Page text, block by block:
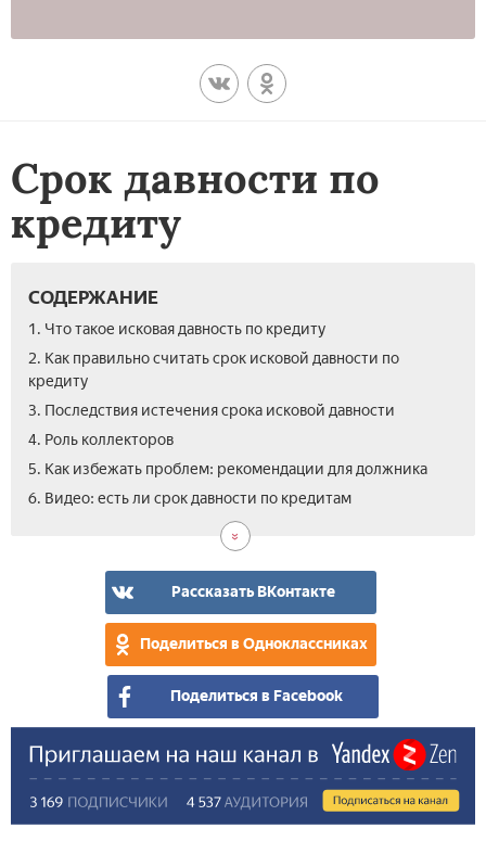
Срок давности по
кредиту
СОДЕРЖАНИЕ
1. Что такое исковая давность по кредиту
2. Как правильно считать срок исковой давности по
кредиту
3. Последствия истечения срока исковой давности
4. Роль коллекторов
5. Как избежать проблем: рекомендации для должника
6. Видео: есть ли срок давности по кредитам
Рассказать ВКонтакте
Поделиться в Одноклассниках
Поделиться в Facebook